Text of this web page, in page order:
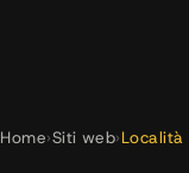
Home›Siti web›Località